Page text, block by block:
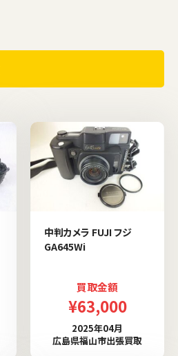
中判カメラ FUJI フジ
GA645Wi
買取金額
¥63,000
2025年04月
広島県福山市出張買取